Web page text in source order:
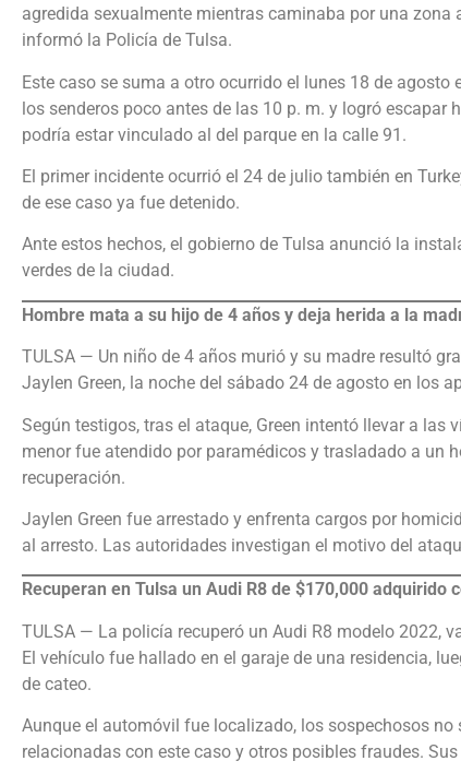
agredida sexualmente mientras caminaba por una
informó la Policía de Tulsa.
Este caso se suma a otro ocurrido el lunes 18 de
los senderos poco antes de las 10 p. m. y logró
podría estar vinculado al del parque en la calle 91.
El primer incidente ocurrió el 24 de julio también en
de ese caso ya fue detenido.
Ante estos hechos, el gobierno de Tulsa anunció la
verdes de la ciudad.
Hombre mata a su hijo de 4 años y deja herida a la
TULSA — Un niño de 4 años murió y su madre resultó
Jaylen Green, la noche del sábado 24 de agosto en los
Según testigos, tras el ataque, Green intentó llevar a
menor fue atendido por paramédicos y trasladado a un
recuperación.
Jaylen Green fue arrestado y enfrenta cargos por
al arresto. Las autoridades investigan el motivo del
Recuperan en Tulsa un Audi R8 de $170,000 adquirido
TULSA — La policía recuperó un Audi R8 modelo 2022,
El vehículo fue hallado en el garaje de una residencia,
de cateo.
Aunque el automóvil fue localizado, los sospechosos
relacionadas con este caso y otros posibles fraudes.